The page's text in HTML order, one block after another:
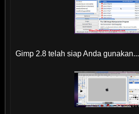
Gimp 2.8 telah siap Anda gunakan...